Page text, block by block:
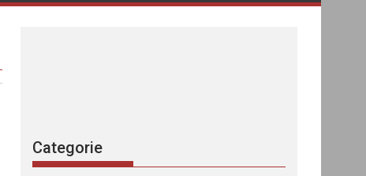
Categorie